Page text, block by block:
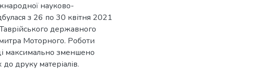
науково-
з 26 по 30 квітня 2021
державного
Моторного. Роботи
максимально зменшено
до друку матеріалів.